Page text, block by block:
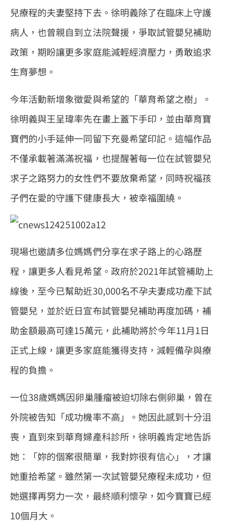
兒療程的夫妻堅持下去。徐明義除了在臨床上守護
病人，也曾親自到立法院聲援，爭取試管嬰兒補助
政策，期盼讓更多家庭能減輕經濟壓力，勇敢追求
生育夢想。
今年活動新增象徵愛與希望的「華育希望之樹」。
徐明義與王呈瑋率先在畫上蓋下手印，並由華育寶
寶們的小手延伸一同留下充曼希望印記。這幅作品
不僅承載著滿滿祝福，也提醒著每一位在試管嬰兒
求子之路努力的女性們不要放棄希望，同時祝福孩
子們在愛的守護下健康長大，被幸福圍繞。
現場也邀請多位媽媽們分享在求子路上的心路歷
程，讓更多人看見希望。政府於2021年試管補助上
線後，至今已幫助近30,000名不孕夫妻成功產下試
管嬰兒，並於近日宣布試管嬰兒補助再度加碼，補
助金額最高可達15萬元， 此補助將於今年11月1日
正式上線，讓更多家庭能獲得支持，減輕備孕與療
程的負擔。
一位38歲媽媽因卵巢腫瘤被迫切除右側卵巢，曾在
外院被告知「成功機率不高」。她因此感到十分沮
喪，直到來到華育婦產科診所，徐明義肯定地告訴
她：「妳的個案很簡單，我對妳很有信心」，才讓
她重拾希望。雖然第一次試管嬰兒療程未成功，但
她選擇再努力一次，最終順利懷孕，如今寶寶已經
10個月大。